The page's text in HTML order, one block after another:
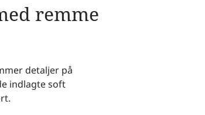
remme
detaljer på
indlagte soft